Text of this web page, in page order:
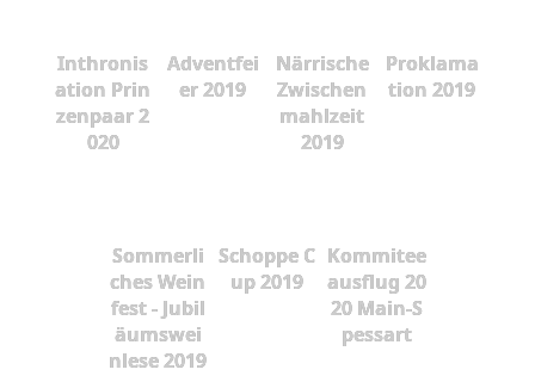
Inthronis
ation Prin
zenpaar 2
020
Adventfei
er 2019
Närrische
Zwischen
mahlzeit
2019
Proklama
tion 2019
Sommerli
ches Wein
fest - Jubil
äumswei
nlese 2019
Schoppe C
up 2019
Kommitee
ausflug 20
20 Main-S
pessart